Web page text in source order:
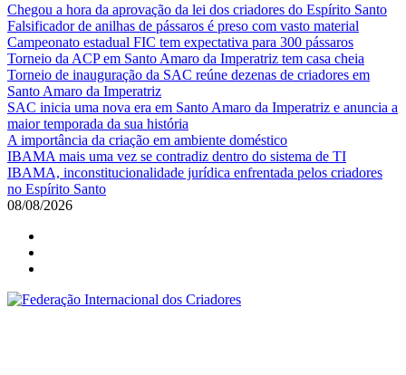
Chegou a hora da aprovação da lei dos criadores do Espírito Santo
Falsificador de anilhas de pássaros é preso com vasto material
Campeonato estadual FIC tem expectativa para 300 pássaros
Torneio da ACP em Santo Amaro da Imperatriz tem casa cheia
Torneio de inauguração da SAC reúne dezenas de criadores em
Santo Amaro da Imperatriz
SAC inicia uma nova era em Santo Amaro da Imperatriz e anuncia a
maior temporada da sua história
A importância da criação em ambiente doméstico
IBAMA mais uma vez se contradiz dentro do sistema de TI
IBAMA, inconstitucionalidade jurídica enfrentada pelos criadores
no Espírito Santo
08/08/2026